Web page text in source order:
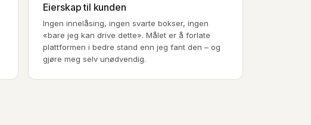
Eierskap til kunden
Ingen innelåsing, ingen svarte bokser, ingen
«bare jeg kan drive dette». Målet er å forlate
plattformen i bedre stand enn jeg fant den – og
gjøre meg selv unødvendig.